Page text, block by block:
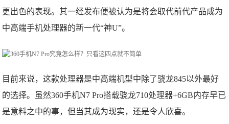
更出色的表现。其一经发布便被认为是将会取代前代产品成为
中高端手机处理器的新一代“神U”。
目前来说，这款处理器是中高端机型中除了骁龙845以外最好
的选择。虽然360手机N7 Pro搭载骁龙710处理器+6GB内存早已
是意料之中的事，但当其成为现实，还是令人欣喜。